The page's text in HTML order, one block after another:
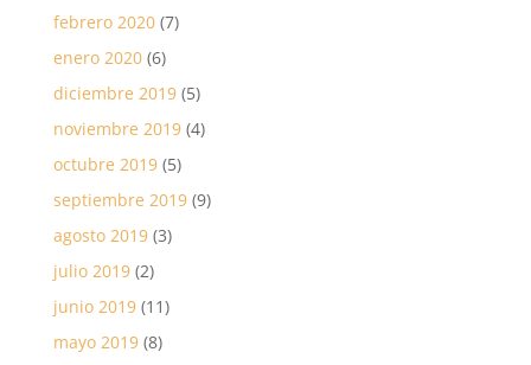
febrero 2020(7)
enero 2020(6)
diciembre 2019(5)
noviembre 2019(4)
octubre 2019(5)
septiembre 2019(9)
agosto 2019(3)
julio 2019(2)
junio 2019(11)
mayo 2019(8)